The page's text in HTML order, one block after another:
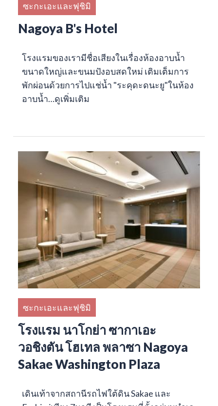
ซะกะเอะและฟุชิมิ
Nagoya B's Hotel
โรงแรมของเรามีชื่อเสียงในเรื่องห้องอาบน้ำ
ขนาดใหญ่และขนมปังอบสดใหม่ เติมเต็มการ
พักผ่อนด้วยการไปแช่น้ำ "ระคุดะดนะยู"ในห้อง
อาบน้ำ…ดูเพิ่มเติม
ซะกะเอะและฟุชิมิ
โรงแรม นาโกย่า ซากาเอะ
วอชิงตัน โฮเทล พลาซา Nagoya
Sakae Washington Plaza
เดินเท้าจากสถานีรถไฟใต้ดิน Sakae และ